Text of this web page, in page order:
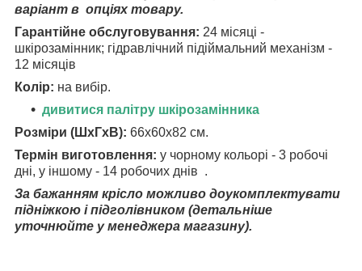
варіант в опціях товару.
Гарантійне обслуговування: 24 місяці -
шкірозамінник; гідравлічний підіймальний механізм -
12 місяців
Колір: на вибір.
дивитися палітру шкірозамінника
Розміри (ШхГхВ): 66х60х82 см.
Термін виготовлення: у чорному кольорі - 3 робочі
дні, у іншому - 14 робочих днів .
За бажанням крісло можливо доукомплектувати
підніжкою і підголівником (детальніше
уточнюйте у менеджера магазину).